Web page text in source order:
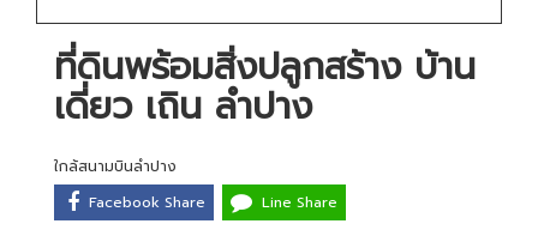
ที่ดินพร้อมสิ่งปลูกสร้าง บ้าน
เดี่ยว เถิน ลำปาง
ใกล้สนามบินลำปาง
Facebook Share
Line Share